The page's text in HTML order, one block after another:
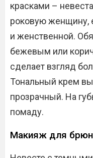
красками –
роковую женщину,
и женственной.
бежевым или
сделает взгляд
Тональный крем
прозрачный. На
помаду.
Макияж для